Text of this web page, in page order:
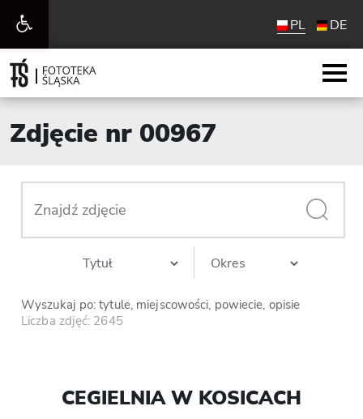
Otwórz
pasek
narzędzi
PL DE
Zdjęcie nr 00967
Wyszukaj po: tytule, miejscowości, powiecie, opisie
Liczba zdjęć: 2645
CEGIELNIA W KOSICACH